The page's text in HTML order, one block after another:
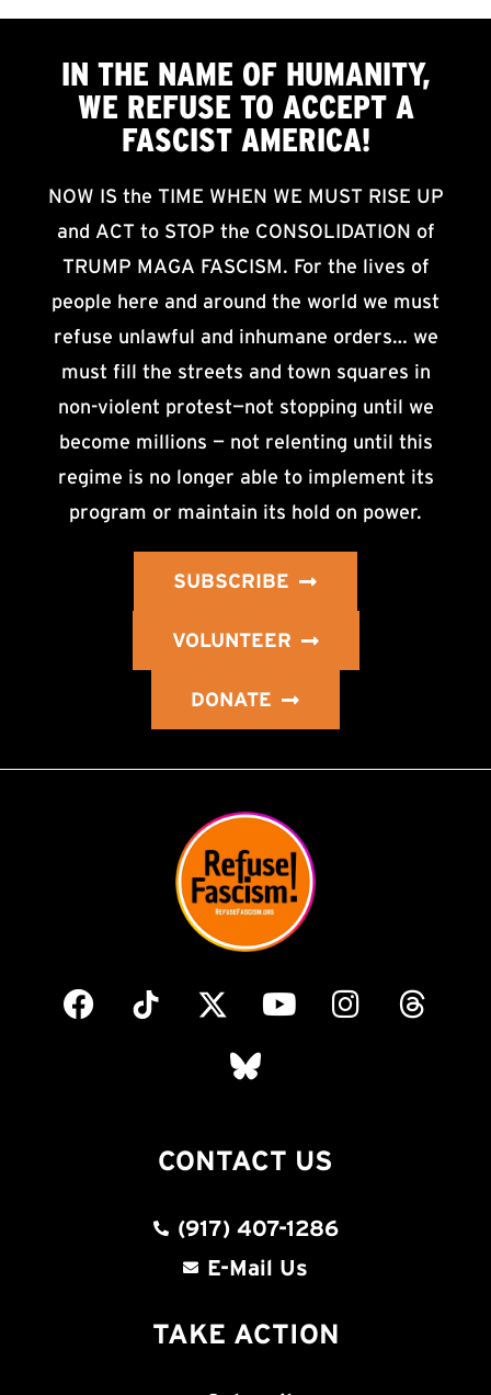
IN THE NAME OF HUMANITY,
WE REFUSE TO ACCEPTA
FASCIST AMERICA!
NOW IS the TIME WHEN WE MUST RISE UP
and ACT to STOP the CONSOLIDATION of
TRUMP MAGA FASCISM. For the lives of
people here and around the world we must
refuse unlawful and inhumane orders… we
must fill the streets and town squares in
non-violent protest—not stopping until we
become millions — not relenting until this
regime is no longer able to implement its
program or maintain its hold on power.
SUBSCRIBE
VOLUNTEER
DONATE
CONTACT US
(917) 407-1286
E-Mail Us
TAKE ACTION